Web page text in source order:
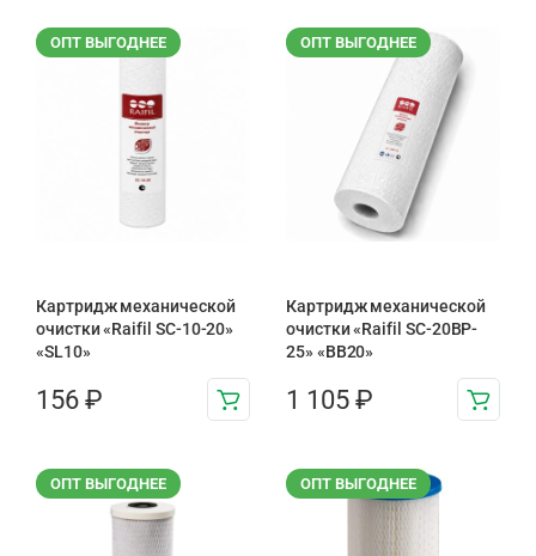
ОПТ ВЫГОДНЕЕ
Картридж механической
очистки «Raifil SC-10-20»
«SL10»
156 ₽
ОПТ ВЫГОДНЕЕ
Картридж механической
очистки «Raifil SC-20BP-
25» «BB20»
1 105 ₽
ОПТ ВЫГОДНЕЕ ОПТ ВЫГОДНЕЕ